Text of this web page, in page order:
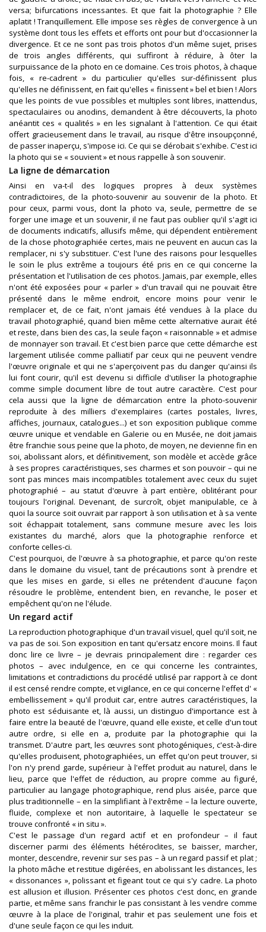
versa; bifurcations incessantes. Et que fait la photographie ? Elle
aplatit ! Tranquillement. Elle impose ses règles de convergence à un
système dont tous les effets et efforts ont pour but d'occasionner la
divergence. Et ce ne sont pas trois photos d'un même sujet, prises
de trois angles différents, qui suffiront à réduire, à ôter la
surpuissance de la photo en ce domaine. Ces trois photos, à chaque
fois, « re-cadrent » du particulier qu'elles sur-définissent plus
qu'elles ne définissent, en fait qu'elles « finissent » bel et bien ! Alors
que les points de vue possibles et multiples sont libres, inattendus,
spectaculaires ou anodins, demandent à être découverts, la photo
anéantit ces « qualités » en les signalant à l'attention. Ce qui était
offert gracieusement dans le travail, au risque d'être insoupçonné,
de passer inaperçu, s'impose ici. Ce qui se dérobait s'exhibe. C'est ici
la photo qui se « souvient » et nous rappelle à son souvenir.
La ligne de démarcation
Ainsi en va-t-il des logiques propres à deux systèmes
contradictoires, de la photo-souvenir au souvenir de la photo. Et
pour ceux, parmi vous, dont la photo va, seule, permettre de se
forger une image et un souvenir, il ne faut pas oublier qu'il s'agit ici
de documents indicatifs, allusifs même, qui dépendent entièrement
de la chose photographiée certes, mais ne peuvent en aucun cas la
remplacer, ni s'y substituer. C'est l'une des raisons pour lesquelles
le soin le plus extrême a toujours été pris en ce qui concerne la
présentation et l'utilisation de ces photos. Jamais, par exemple, elles
n'ont été exposées pour « parler » d'un travail qui ne pouvait être
présenté dans le même endroit, encore moins pour venir le
remplacer et, de ce fait, n'ont jamais été vendues à la place du
travail photographié, quand bien même cette alternative aurait été
et reste, dans bien des cas, la seule façon « raisonnable » et admise
de monnayer son travail. Et c'est bien parce que cette démarche est
largement utilisée comme palliatif par ceux qui ne peuvent vendre
l'œuvre originale et qui ne s'aperçoivent pas du danger qu'ainsi ils
lui font courir, qu'il est devenu si difficile d'utiliser la photographie
comme simple document libre de tout autre caractère. C'est pour
cela aussi que la ligne de démarcation entre la photo-souvenir
reproduite à des milliers d'exemplaires (cartes postales, livres,
affiches, journaux, catalogues...) et son exposition publique comme
œuvre unique et vendable en Galerie ou en Musée, ne doit jamais
être franchie sous peine que la photo, de moyen, ne devienne fin en
soi, abolissant alors, et définitivement, son modèle et accède grâce
à ses propres caractéristiques, ses charmes et son pouvoir – qui ne
sont pas minces mais incompatibles totalement avec ceux du sujet
photographié – au statut d'œuvre à part entière, oblitérant pour
toujours l'original. Devenant, de surcroît, objet manipulable, ce à
quoi la source soit ouvrait par rapport à son utilisation et à sa vente
soit échappait totalement, sans commune mesure avec les lois
existantes du marché, alors que la photographie renforce et
conforte celles-ci.
C'est pourquoi, de l'œuvre à sa photographie, et parce qu'on reste
dans le domaine du visuel, tant de précautions sont à prendre et
que les mises en garde, si elles ne prétendent d'aucune façon
résoudre le problème, entendent bien, en revanche, le poser et
empêchent qu'on ne l'élude.
Un regard actif
La reproduction photographique d'un travail visuel, quel qu'il soit, ne
va pas de soi. Son exposition en tant qu'ersatz encore moins. Il faut
donc lire ce livre – je devrais principalement dire : regarder ces
photos – avec indulgence, en ce qui concerne les contraintes,
limitations et contradictions du procédé utilisé par rapport à ce dont
il est censé rendre compte, et vigilance, en ce qui concerne l'effet d' «
embellissement » qu'il produit car, entre autres caractéristiques, la
photo est séduisante et, là aussi, un distinguo d'importance est à
faire entre la beauté de l'œuvre, quand elle existe, et celle d'un tout
autre ordre, si elle en a, produite par la photographie qui la
transmet. D'autre part, les œuvres sont photogéniques, c'est-à-dire
qu'elles produisent, photographiées, un effet qu'on peut trouver, si
l'on n'y prend garde, supérieur à l'effet produit au naturel, dans le
lieu, parce que l'effet de réduction, au propre comme au figuré,
particulier au langage photographique, rend plus aisée, parce que
plus traditionnelle – en la simplifiant à l'extrême – la lecture ouverte,
fluide, complexe et non autoritaire, à laquelle le spectateur se
trouve confronté « in situ ».
C'est le passage d'un regard actif et en profondeur – il faut
discerner parmi des éléments hétéroclites, se baisser, marcher,
monter, descendre, revenir sur ses pas – à un regard passif et plat ;
la photo mâche et restitue digérées, en abolissant les distances, les
« dissonances », polissant et figeant tout ce qui s'y cadre. La photo
est allusion et illusion. Présenter ces photos c'est donc, en grande
partie, et même sans franchir le pas consistant à les vendre comme
œuvre à la place de l'original, trahir et pas seulement une fois et
d'une seule façon ce qui les induit.